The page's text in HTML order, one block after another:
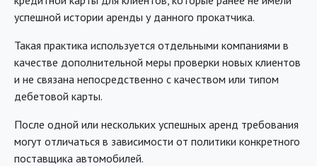
успешной истории аренды у данного прокатчика.
Такая практика используется отдельными компаниями в
качестве дополнительной меры проверки новых клиентов
и не связана непосредственно с качеством или типом
дебетовой карты.
После одной или нескольких успешных аренд требования
могут отличаться в зависимости от политики конкретного
поставщика автомобилей.